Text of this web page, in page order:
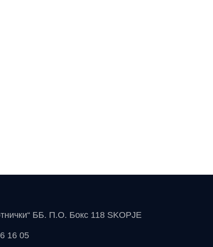
ББ. П.О. Бокс 118 SKOPJE
16 05